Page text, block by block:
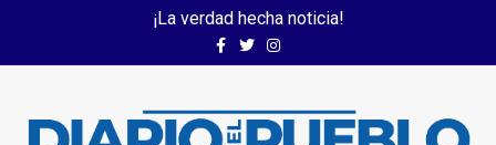
¡La verdad hecha noticia!
FacebookTwitterInstagram